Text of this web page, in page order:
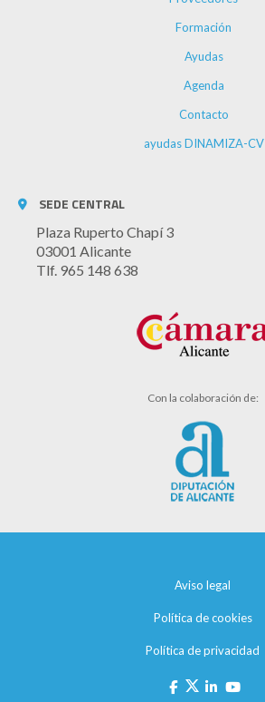
Formación
Ayudas
Agenda
Contacto
ayudas DINAMIZA-CV
SEDE CENTRAL
Plaza Ruperto Chapí 3
03001 Alicante
Tlf. 965 148 638
Con la colaboración de:
Aviso legal
Política de cookies
Política de privacidad